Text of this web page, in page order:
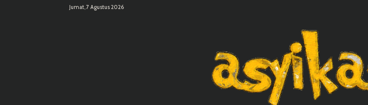
Jumat, 7 Agustus 2026